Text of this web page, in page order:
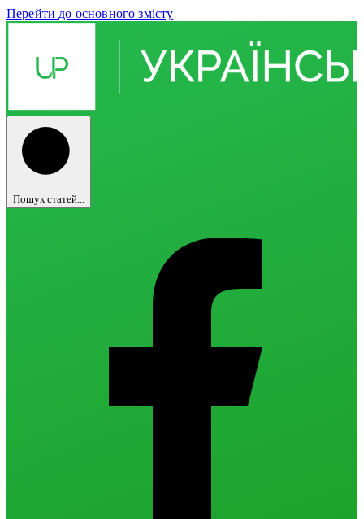
Перейти до основного змісту
Пошук статей...